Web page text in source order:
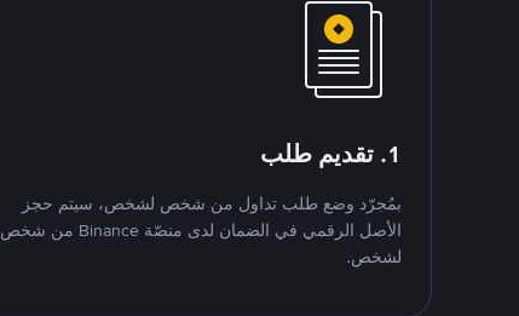
1. تقديم طلب
بمُجرّد وضع طلب تداول من شخص لشخص، سيتم حجز
الأصل الرقمي في الضمان لدى منصّة Binance من شخص
لشخص.